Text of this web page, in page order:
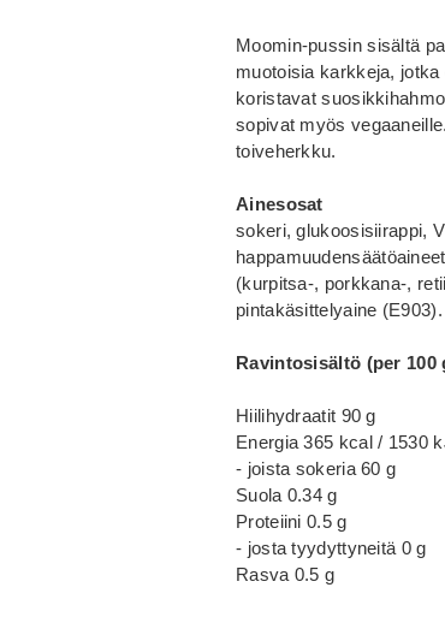
Moomin-pussin sisältä
muotoisia karkkeja,
koristavat
sopivat myös
toiveherkku.
Ainesosat
sokeri, glukoosisiirappi,
(kurpitsa-, porkkana-,
pintakäsittelyaine (E903).
Ravintosisältö (per 100
Hiilihydraatit 90 g
Energia 365 kcal / 1530
- joista sokeria 60 g
Suola 0.34 g
Proteiini 0.5 g
- josta tyydyttyneitä 0 g
Rasva 0.5 g